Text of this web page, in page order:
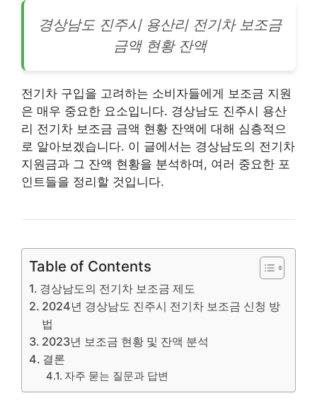
경상남도 진주시 용산리 전기차보조금
금액 현황 잔액
전기차 구입을 고려하는 소비자들에게 보조금 지원
은 매우 중요한 요소입니다. 경상남도 진주시 용산
리 전기차 보조금 금액 현황 잔액에 대해 심층적으
로 알아보겠습니다. 이 글에서는 경상남도의 전기차
지원금과 그 잔액 현황을 분석하며, 여러 중요한 포
인트들을 정리할 것입니다.
Table of Contents
경상남도의 전기차 보조금 제도
2024년 경상남도 진주시 전기차 보조금 신청 방
법
2023년 보조금 현황 및 잔액 분석
결론
자주 묻는 질문과 답변